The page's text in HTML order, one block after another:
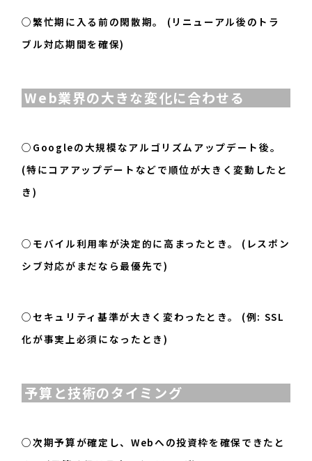
○繁忙期に入る前の閑散期。 (リニューアル後のトラ
ブル対応期間を確保)
Web業界の大きな変化に合わせる
○Googleの大規模なアルゴリズムアップデート後。
(特にコアアップデートなどで順位が大きく変動したと
き)
○モバイル利用率が決定的に高まったとき。 (レスポン
シブ対応がまだなら最優先で)
○セキュリティ基準が大きく変わったとき。 (例: SSL
化が事実上必須になったとき)
予算と技術のタイミング
○次期予算が確定し、Webへの投資枠を確保できたと